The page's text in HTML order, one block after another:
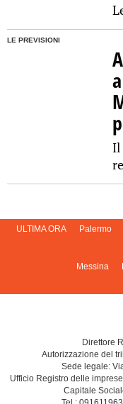
LE PREVISIONI
Il
ULTIMA ORA Palermo
Messina
Direttore
Autorizzazione del
Sede legale:
Ufficio Registro delle
Capitale